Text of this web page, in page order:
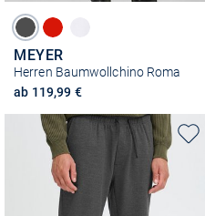
MEYER
Herren Baumwollchino Roma
ab 119,99 €